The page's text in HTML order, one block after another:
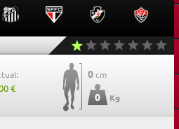
€
0 cm
0 Kg